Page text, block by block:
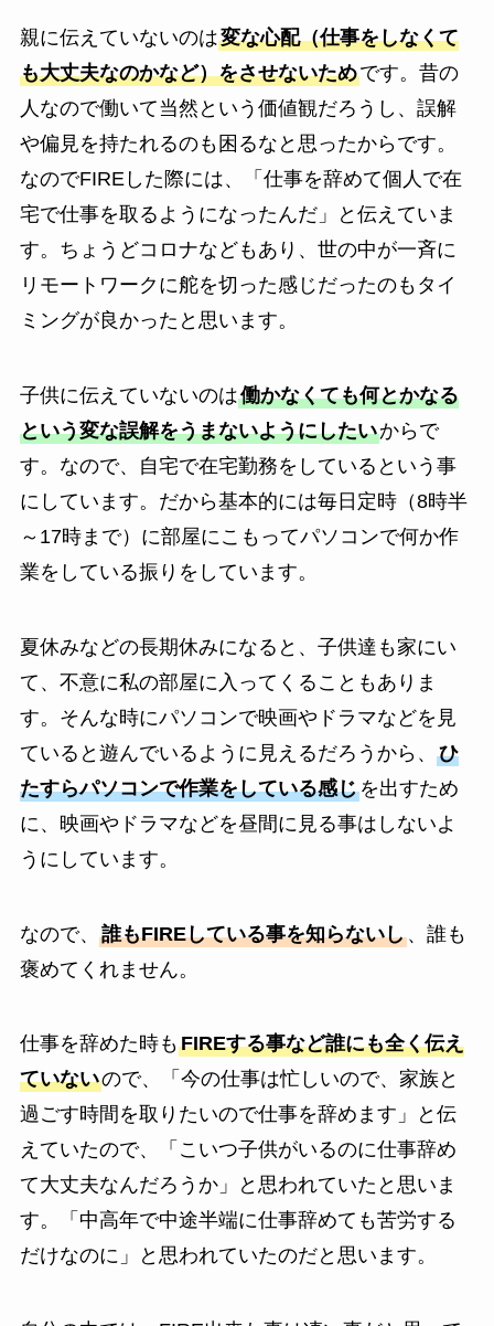
親に伝えていないのは変な心配（仕事をしなくて
も大丈夫なのかなど）をさせないためです。昔の
人なので働いて当然という価値観だろうし、誤解
や偏見を持たれるのも困るなと思ったからです。
なのでFIREした際には、「仕事を辞めて個人で在
宅で仕事を取るようになったんだ」と伝えていま
す。ちょうどコロナなどもあり、世の中が一斉に
リモートワークに舵を切った感じだったのもタイ
ミングが良かったと思います。
子供に伝えていないのは働かなくても何とかなる
という変な誤解をうまないようにしたいからで
す。なので、自宅で在宅勤務をしているという事
にしています。だから基本的には毎日定時（8時半
～17時まで）に部屋にこもってパソコンで何か作
業をしている振りをしています。
夏休みなどの長期休みになると、子供達も家にい
て、不意に私の部屋に入ってくることもありま
す。そんな時にパソコンで映画やドラマなどを見
ていると遊んでいるように見えるだろうから、 ひ
たすらパソコンで作業をしている感じを出すため
に、映画やドラマなどを昼間に見る事はしないよ
うにしています。
なので、 誰もFIREしている事を知らないし、誰も
褒めてくれません。
仕事を辞めた時もFIREする事など誰にも全く伝え
ていないので、「今の仕事は忙しいので、家族と
過ごす時間を取りたいので仕事を辞めます」と伝
えていたので、「こいつ子供がいるのに仕事辞め
て大丈夫なんだろうか」と思われていたと思いま
す。「中高年で中途半端に仕事辞めても苦労する
だけなのに」と思われていたのだと思います。